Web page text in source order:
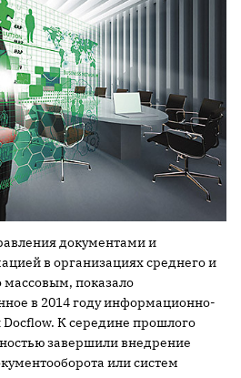
документами и
в организациях среднего и
массовым, показало
в 2014 году информационно-
К середине прошлого
завершили внедрение
или систем